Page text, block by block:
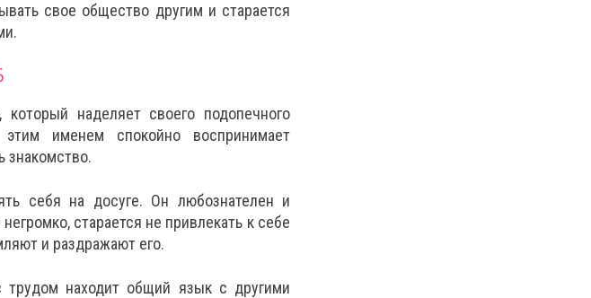
свое общество другим и старается
наделяет своего подопечного
именем спокойно воспринимает
знакомство.
себя на досуге. Он любознателен и
старается не привлекать к себе
и раздражают его.
трудом находит общий язык с другими